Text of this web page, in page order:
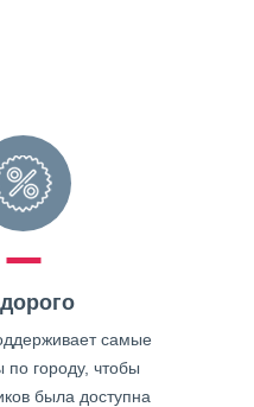
самые
по городу, чтобы
была доступна